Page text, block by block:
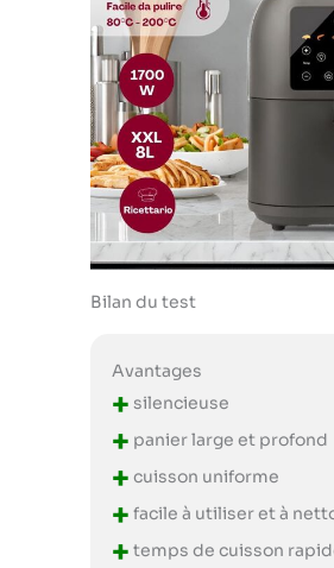
Bilan du test
Avantages
+ silencieuse
+ panier large et profond
+ cuisson uniforme
+ facile à utiliser et à
+ temps de cuisson